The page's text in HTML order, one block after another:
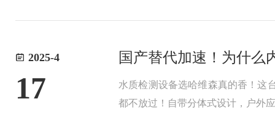
2025-4
17
国产替代加速！为什么
水质检测设备选哈维森真的香！这
都不放过！自带分体式设计，户外